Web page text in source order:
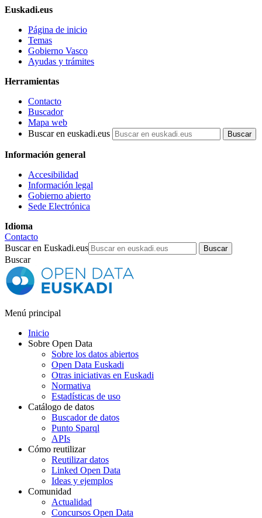
Euskadi.eus
Página de inicio
Temas
Gobierno Vasco
Ayudas y trámites
Herramientas
Contacto
Buscador
Mapa web
Buscar en euskadi.eus
Información general
Accesibilidad
Información legal
Gobierno abierto
Sede Electrónica
Idioma
Contacto
Buscar en Euskadi.eus
Buscar
Menú principal
Inicio
Sobre Open Data
Sobre los datos abiertos
Open Data Euskadi
Otras iniciativas en Euskadi
Normativa
Estadísticas de uso
Catálogo de datos
Buscador de datos
Punto Sparql
APIs
Cómo reutilizar
Reutilizar datos
Linked Open Data
Ideas y ejemplos
Comunidad
Actualidad
Concursos Open Data